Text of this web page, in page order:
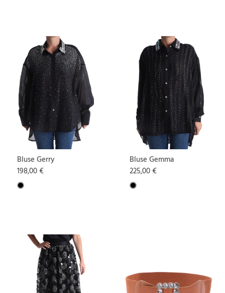
Bluse Gerry
198,00 €
Bluse Gemma
225,00 €